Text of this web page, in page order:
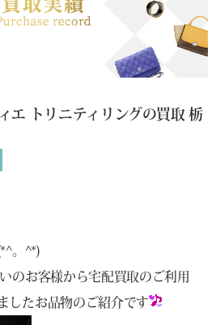
エ トリニティリングの買取 栃
。^*)
のお客様から宅配買取のご利用
したお品物のご紹介です